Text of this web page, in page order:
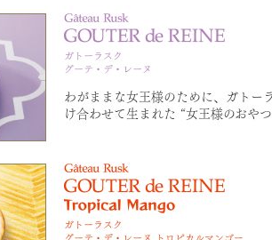
わがままな女王様のために、ガトー
け合わせて生まれた “女王様のおや